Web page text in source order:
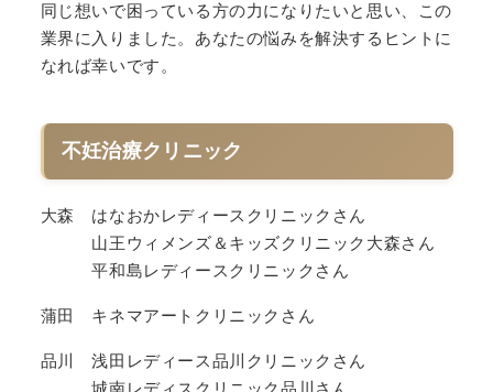
同じ想いで困っている方の力になりたいと思い、この
業界に入りました。あなたの悩みを解決するヒントに
なれば幸いです。
不妊治療クリニック
大森 はなおかレディースクリニックさん
山王ウィメンズ＆キッズクリニック大森さん
平和島レディースクリニックさん
蒲田 キネマアートクリニックさん
品川 浅田レディース品川クリニックさん